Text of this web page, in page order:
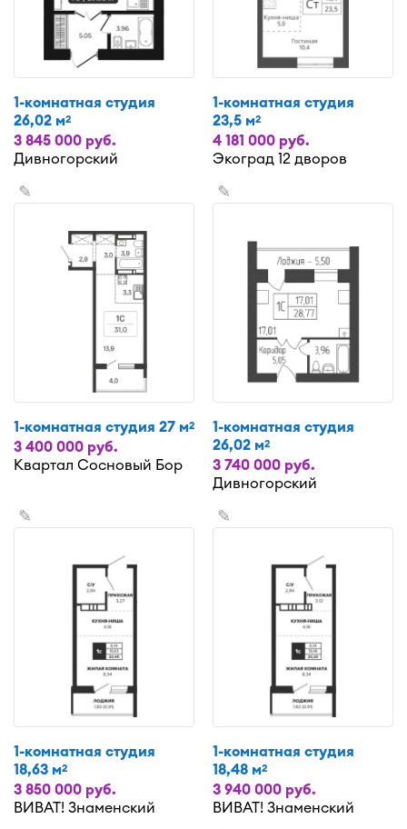
1-комнатная студия
26,02 м2
3 845 000 руб.
Дивногорский
1-комнатная студия
23,5 м2
4 181 000 руб.
Экоград 12 дворов
✎
1-комнатная студия 27 м2
3 400 000 руб.
Квартал Сосновый Бор
✎
1-комнатная студия
26,02 м2
3 740 000 руб.
Дивногорский
✎
1-комнатная студия
18,63 м2
3 850 000 руб.
ВИВАТ! Знаменский
✎
1-комнатная студия
18,48 м2
3 940 000 руб.
ВИВАТ! Знаменский